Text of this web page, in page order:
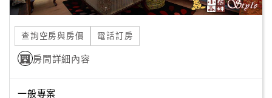
合
作
提
案
查詢空房與房價 電話訂房
房間詳細內容
一般專案